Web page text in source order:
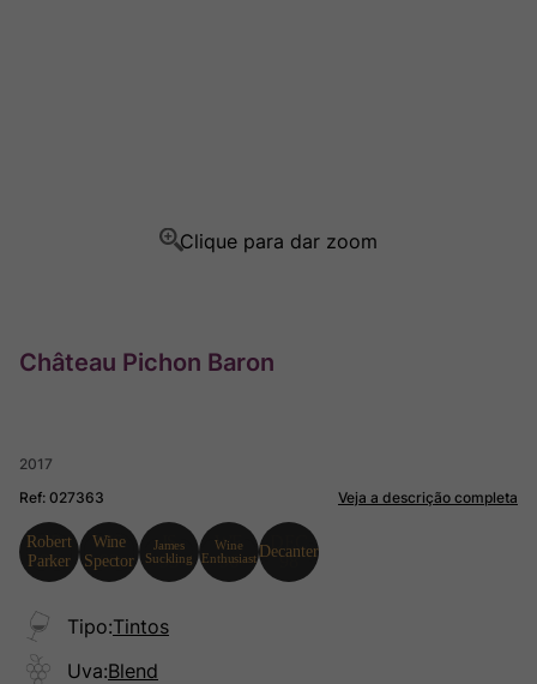
Château Pichon Baron
2017
Ref: 027363 Veja a descrição completa
Tipo:Tintos
Uva:Blend